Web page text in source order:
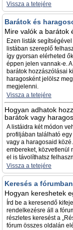
Vissza a tetejére
Barátok és
Mire valók a barátok
Ezen listák
listában szereplő
így gyorsan elérheted
éppen jelen vannak-e.
barátok hozzászólásai
haragosként jelölsz
megjelenni.
Vissza a tetejére
Hogyan adhatok
barátok vagy
A listáidra két módon
profiljában található
vagy a haragosaid
embereket, közvetlenül
el is távolíthatsz
Vissza a tetejére
Keresés a fórumban
Hogyan kereshetek
Írd be a keresendő
rendelkezésre áll a
részletes keresést a
fórum összes oldalán